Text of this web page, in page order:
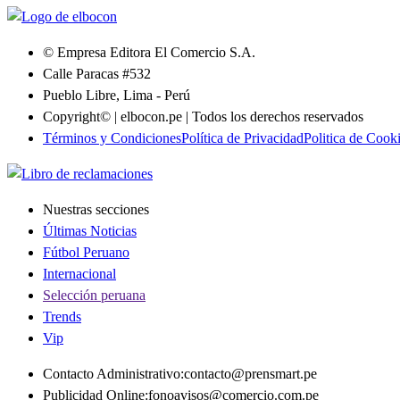
© Empresa Editora El Comercio S.A.
Calle Paracas #532
Pueblo Libre, Lima - Perú
Copyright© | elbocon.pe | Todos los derechos reservados
Términos y CondicionesPolítica de PrivacidadPolitica de
Nuestras secciones
Últimas Noticias
Fútbol Peruano
Internacional
Selección peruana
Trends
Vip
Contacto Administrativo:contacto@prensmart.pe
Publicidad Online:fonoavisos@comercio.com.pe